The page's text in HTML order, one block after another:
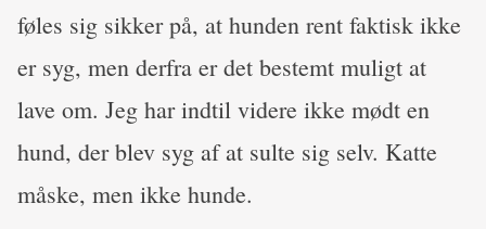
føles sig sikker på, at hunden rent faktisk ikke
er syg, men derfra er det bestemt muligt at
lave om. Jeg har indtil videre ikke mødt en
hund, der blev syg af at sulte sig selv. Katte
måske, men ikke hunde.